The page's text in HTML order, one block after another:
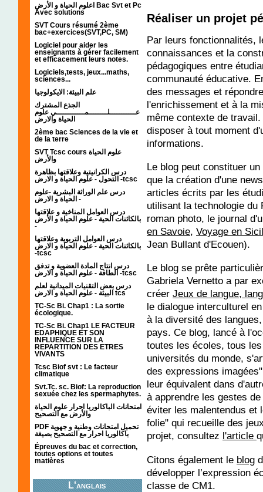
اعلوم الحياة و الأرض Bac Svt et Pc
Avec solutions
SVT Cours résumé 2ème
bac+exercices(SVT,PC, SM)
Logiciel pour aider les
enseignants à gérer facilement
et efficacement leurs notes.
Logiciels,tests, jeux...maths,
sciences...
علم البيئة: الايكولوجيا
الجذع المشترك
عـــــــــــلــــــــمــــــــــــي علوم
الحياة والارض
2ème bac Sciences de la vie et
de la terre
SVT Tcsc cours علوم الحياة
والأرض
درس الكرانيتية وعلاقتها بظاهرة
التحول - علوم الحياة و الارض -tcsc
درس علم الوراثة البشرية -علوم
الحياة و الارض -
درس العوامل المناخية و علاقتها
بالكائنات الحية - علوم الحياة و الأرض
-
درس العوامل التربوية وعلاقتها
بالكائنات الحية - علوم الحياة و الارض
-tcsc
درس انتاج المادة العضوية و تدفق
الطاقة - علوم الحياة و الارض -tcsc
درس بعض التقنيات الميدانية لعلم
البيئة - علوم الحياة و الارض tcs
TC-Sc Bi. Chap1 : La sortie
écologique.
TC-Sc Bi. Chap1 LE FACTEUR
EDAPHIQUE ET SON
INFLUENCE SUR LA
REPARTITION DES ETRES
VIVANTS
Tcsc Biof svt : Le facteur
climatique
Svt.Tc. sc. Biof: La reproduction
sexuée chez les spermaphytes.
امتحانات الباكالوريا احرار علوم الحياة
والأرض مع التصحيح
PDF تحميل امتحانات وطنية و جهوية
باكالوريا احرار مع التصحيح بصيغة
Épreuves du bac et correction,
toutes options et toutes
matières
L'anglais
Réaliser un projet
Par leurs fonctionnalités,
connaissances et la
pédagogiques entre
communauté éducative.
des messages et
l'enrichissement et à la
même contexte de
disposer à tout moment
informations.
Le blog peut constituer
que la création d'une
articles écrits par les
utilisant la technologie
roman photo, le journal
en Savoie, Voyage en
Jean Bullant d'Ecouen).
Le blog se prête
Gabriela Vernetto a par
créer Jeux de langue,
le dialogue interculturel
à la diversité des
pays. Ce blog, lancé à
toutes les écoles, tous
universités du monde,
des expressions
leur équivalent dans
à apprendre les gestes
éviter les malentendus et
folie" qui recueille des
projet, consultez l'article
Citons également le blog
développer l’expression
classe de CM1.